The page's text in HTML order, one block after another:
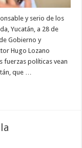
y serio de los
Yucatán, a 28 de
Gobierno y
Hugo Lozano
fuerzas políticas vean
que …